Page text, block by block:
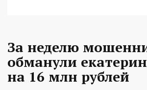
За неделю
обманули
на 16 млн рублей